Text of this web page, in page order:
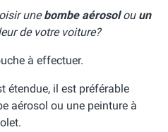
unebombe aérosolou un
de votre voiture?
à effectuer.
étendue, il est préférable
aérosol ou une peinture à